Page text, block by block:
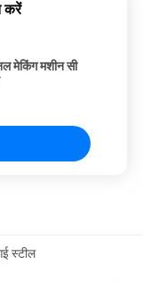
करें
मेकिंग मशीन सी
स्टील